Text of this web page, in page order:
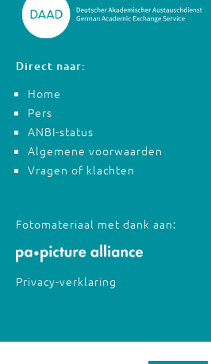
Direct naar:
Home
Pers
ANBI-status
Algemene voorwaarden
Vragen of klachten
Fotomateriaal met dank aan:
Privacy-verklaring